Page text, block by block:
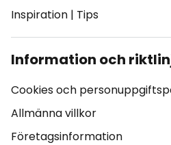
Inspiration | Tips
Information och
Cookies och
Allmänna villkor
Företagsinformation